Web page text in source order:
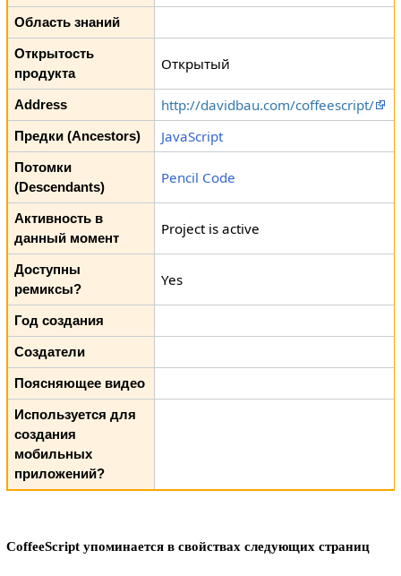
Область знаний
Открытость
продукта
Открытый
Address http://davidbau.com/coffeescript/
Предки (Ancestors) JavaScript
Потомки
(Descendants)
Pencil Code
Активность в
данный момент
Project is active
Доступны
ремиксы?
Yes
Год создания
Создатели
Поясняющее видео
Используется для
создания
мобильных
приложений?
CoffeeScript упоминается в свойствах следующих страниц